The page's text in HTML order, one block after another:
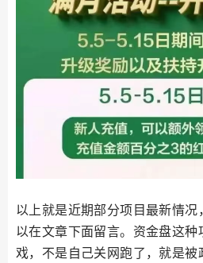
以上就是近期部分项目最新情
以在文章下面留言。资金盘这
戏，不是自己关网跑了，就是